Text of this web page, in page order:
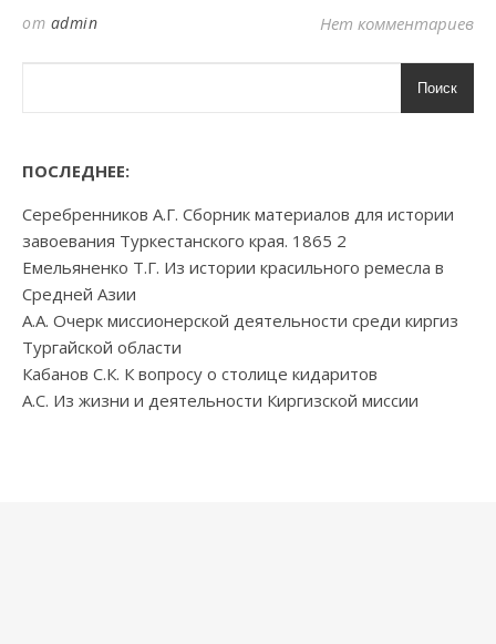
от admin Нет комментариев
Поиск
ПОСЛЕДНЕЕ:
Серебренников А.Г. Сборник материалов для истории
завоевания Туркестанского края. 1865 2
Емельяненко Т.Г. Из истории красильного ремесла в
Средней Азии
А.А. Очерк миссионерской деятельности среди киргиз
Тургайской области
Кабанов С.К. К вопросу о столице кидаритов
А.С. Из жизни и деятельности Киргизской миссии